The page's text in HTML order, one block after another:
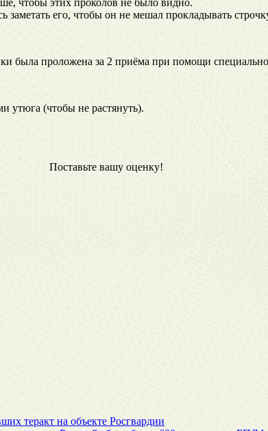
его, чтобы он не мешал прокладывать
была проложена за 2 приёма при помощи
утюга (чтобы не растянуть).
Поставьте вашу оценку!
теракт на объекте Росгвардии